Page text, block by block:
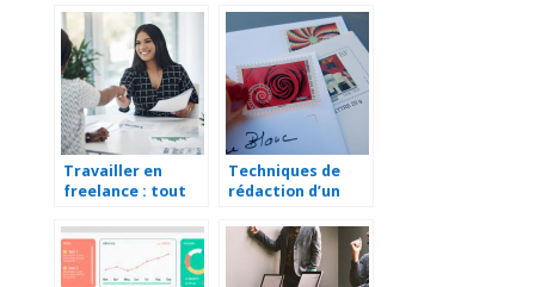
une SASU
holding
Travailler en
freelance : tout
quelques minutes
Techniques de
rédaction d’un
professionnel